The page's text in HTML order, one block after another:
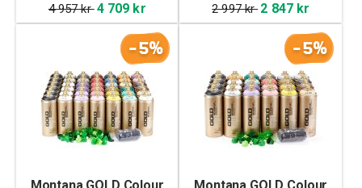
4 957 kr4 709 kr 2 997 kr 2 847 kr
-5% -5%